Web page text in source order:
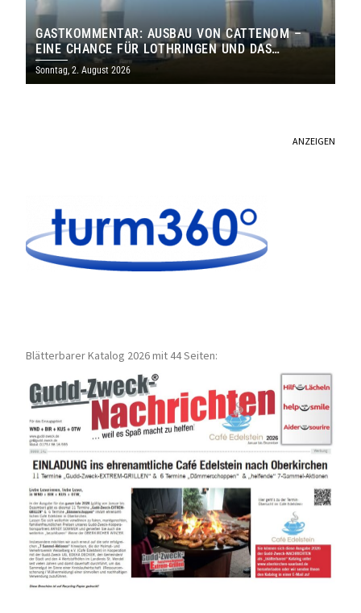
GASTKOMMENTAR: AUSBAU VON CATTENOM –
EINE CHANCE FÜR LOTHRINGEN UND DAS
SAARLAND
Sonntag, 2. August 2026
ANZEIGEN
Blätterbarer Katalog 2026 mit 44 Seiten: